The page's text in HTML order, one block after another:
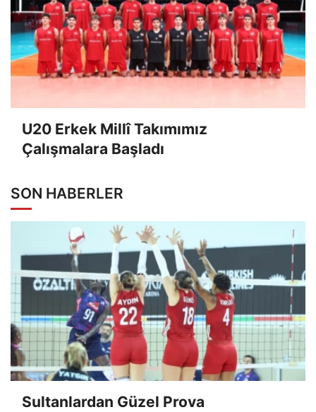
U20 Erkek Millî Takımımız
Çalışmalara Başladı
SON HABERLER
Sultanlardan Güzel Prova